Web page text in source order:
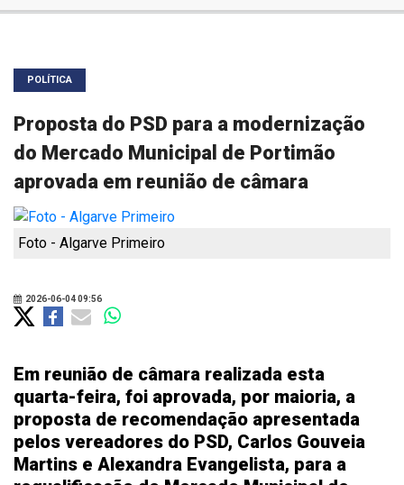
POLÍTICA
Proposta do PSD para a modernização
do Mercado Municipal de Portimão
aprovada em reunião de câmara
Foto - Algarve Primeiro
2026-06-04 09:56
Em reunião de câmara realizada esta
quarta-feira, foi aprovada, por maioria, a
proposta de recomendação apresentada
pelos vereadores do PSD, Carlos Gouveia
Martins e Alexandra Evangelista, para a